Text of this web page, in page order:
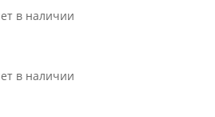
Нет в наличии
Нет в наличии